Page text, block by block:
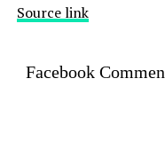
Source link
Facebook